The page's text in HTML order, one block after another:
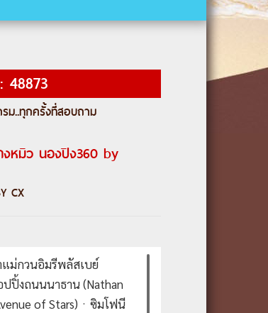
48873
ม..ทุกครั้งที่สอบถาม
หมิว นองปิง360 by
CX
แม่กวนอิมรีพลัสเบย์
ปปิ้งถนนนาธาน (Nathan
of Stars)ㆍซิมโฟนี